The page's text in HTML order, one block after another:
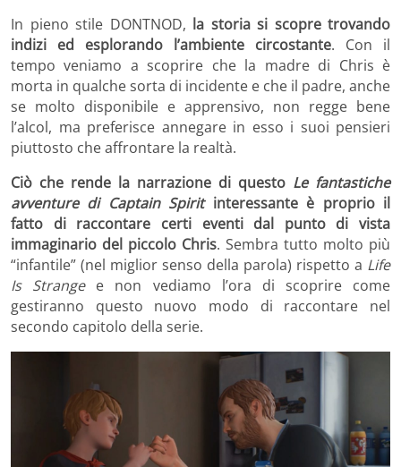
In pieno stile DONTNOD, la storia si scopre trovando
indizi ed esplorando l’ambiente circostante. Con il
tempo veniamo a scoprire che la madre di Chris è
morta in qualche sorta di incidente e che il padre, anche
se molto disponibile e apprensivo, non regge bene
l’alcol, ma preferisce annegare in esso i suoi pensieri
piuttosto che affrontare la realtà.
Ciò che rende la narrazione di questo Le fantastiche
avventure di Captain Spiritinteressante è proprio il
fatto di raccontare certi eventi dal punto di vista
immaginario del piccolo Chris. Sembra tutto molto più
“infantile” (nel miglior senso della parola) rispetto a Life
Is Strangee non vediamo l’ora di scoprire come
gestiranno questo nuovo modo di raccontare nel
secondo capitolo della serie.